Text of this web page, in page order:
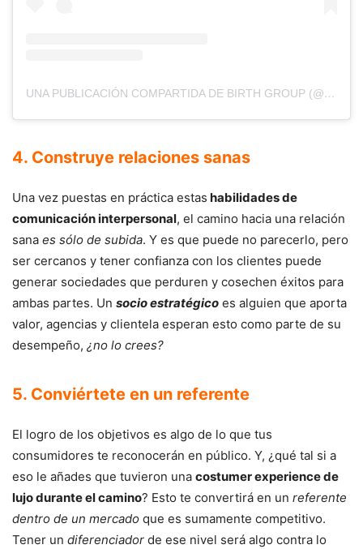
UNA PUBLICACIÓN COMPARTIDA DE BIRTH GROUP (@BIRTHGROUPMX)
4. Construye relaciones sanas
Una vez puestas en práctica estas habilidades de
comunicación interpersonal, el camino hacia una relación
sana es sólo de subida. Y es que puede no parecerlo, pero
ser cercanos y tener confianza con los clientes puede
generar sociedades que perduren y cosechen éxitos para
ambas partes. Un socio estratégico es alguien que aporta
valor, agencias y clientela esperan esto como parte de su
desempeño, ¿no lo crees?
5. Conviértete en un referente
El logro de los objetivos es algo de lo que tus
consumidores te reconocerán en público. Y, ¿qué tal si a
eso le añades que tuvieron una costumer experience de
lujo durante el camino? Esto te convertirá en un referente
dentro de un mercado que es sumamente competitivo.
Tener un diferenciador de ese nivel será algo contra lo